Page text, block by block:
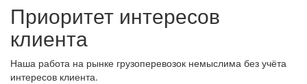
Приоритет интересов
клиента
Наша работа на рынке грузоперевозок немыслима без учёта
интересов клиента.